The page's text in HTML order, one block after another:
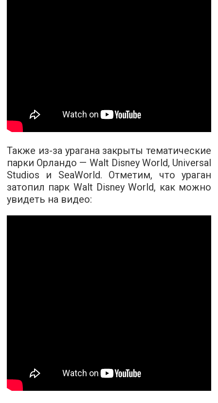
Также из-за урагана закрыты тематические
парки Орландо — Walt Disney World, Universal
Studios и SeaWorld. Отметим, что ураган
затопил парк Walt Disney World, как можно
увидеть на видео: